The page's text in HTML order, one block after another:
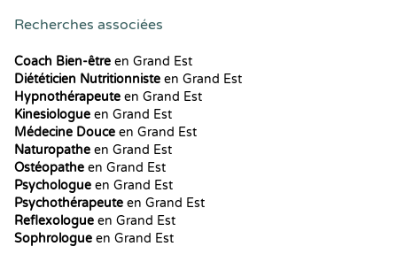
Recherches associées
Coach Bien-être en Grand Est
Diététicien Nutritionniste en Grand Est
Hypnothérapeute en Grand Est
Kinesiologue en Grand Est
Médecine Douce en Grand Est
Naturopathe en Grand Est
Ostéopathe en Grand Est
Psychologue en Grand Est
Psychothérapeute en Grand Est
Reflexologue en Grand Est
Sophrologue en Grand Est